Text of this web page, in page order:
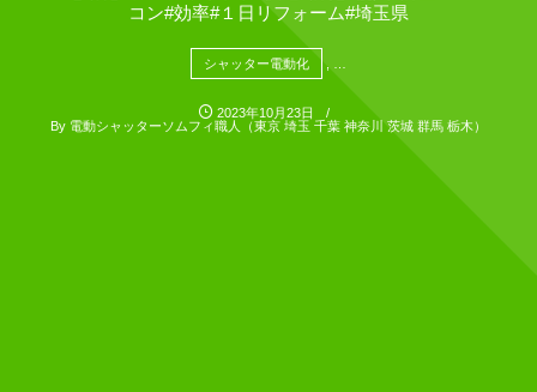
コン#効率#１日リフォーム#埼玉県
シャッター電動化 , …
2023年10月23日
By 電動シャッターソムフィ職人（東京 埼玉 千葉 神奈川 茨城 群馬 栃木）